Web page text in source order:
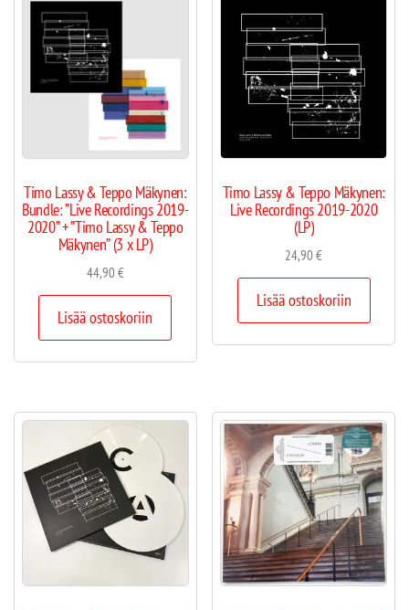
Timo Lassy & Teppo Mäkynen:
Bundle: ”Live Recordings 2019-
2020” + ”Timo Lassy & Teppo
Mäkynen” (3 x LP)
44,90€
Lisää ostoskoriin
Timo Lassy & Teppo Mäkynen:
Live Recordings 2019-2020
(LP)
24,90€
Lisää ostoskoriin